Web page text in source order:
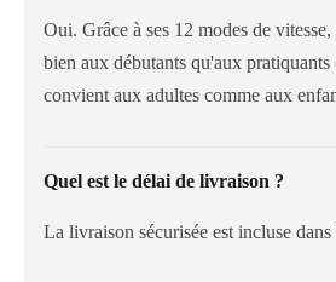
Oui. Grâce à ses 12 modes de vitesse,
bien aux débutants qu'aux
convient aux adultes comme aux
Quel est le délai de livraison ?
La livraison sécurisée est incluse